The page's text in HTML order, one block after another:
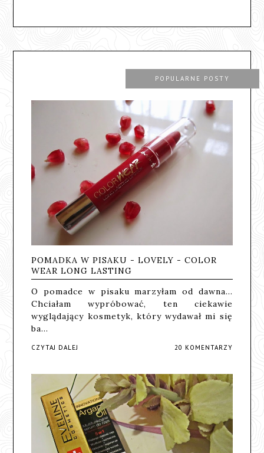
POPULARNE POSTY
POMADKA W PISAKU - LOVELY - COLOR
WEAR LONG LASTING
O pomadce w pisaku marzyłam od dawna...
Chciałam wypróbować, ten ciekawie
wyglądający kosmetyk, który wydawał mi się
ba…
CZYTAJ DALEJ 20 KOMENTARZY